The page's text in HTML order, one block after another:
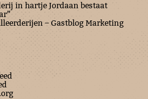
in hartje Jordaan bestaat
– Gastblog Marketing